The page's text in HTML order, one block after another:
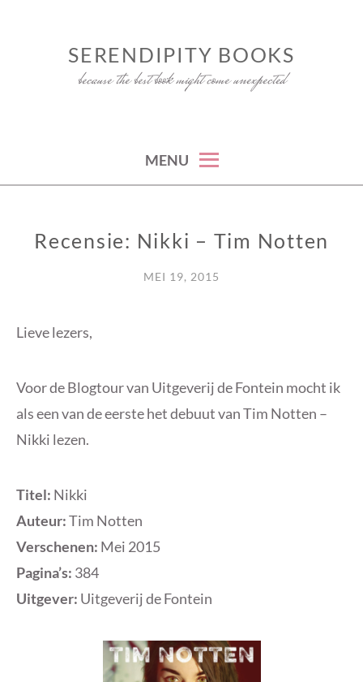
SERENDIPITY BOOKS
because the best book might come unexpected
MENU
RECENSIE
Recensie: Nikki – Tim Notten
MEI 19, 2015
Lieve lezers,
Voor de Blogtour van Uitgeverij de Fontein mocht ik
als een van de eerste het debuut van Tim Notten –
Nikki lezen.
Titel: Nikki
Auteur:Tim Notten
Verschenen: Mei 2015
Pagina’s: 384
Uitgever: Uitgeverij de Fontein